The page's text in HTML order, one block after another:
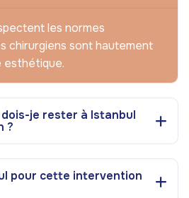
les normes
chirurgiens sont hautement
esthétique.
je rester à Istanbul
?
pour cette intervention